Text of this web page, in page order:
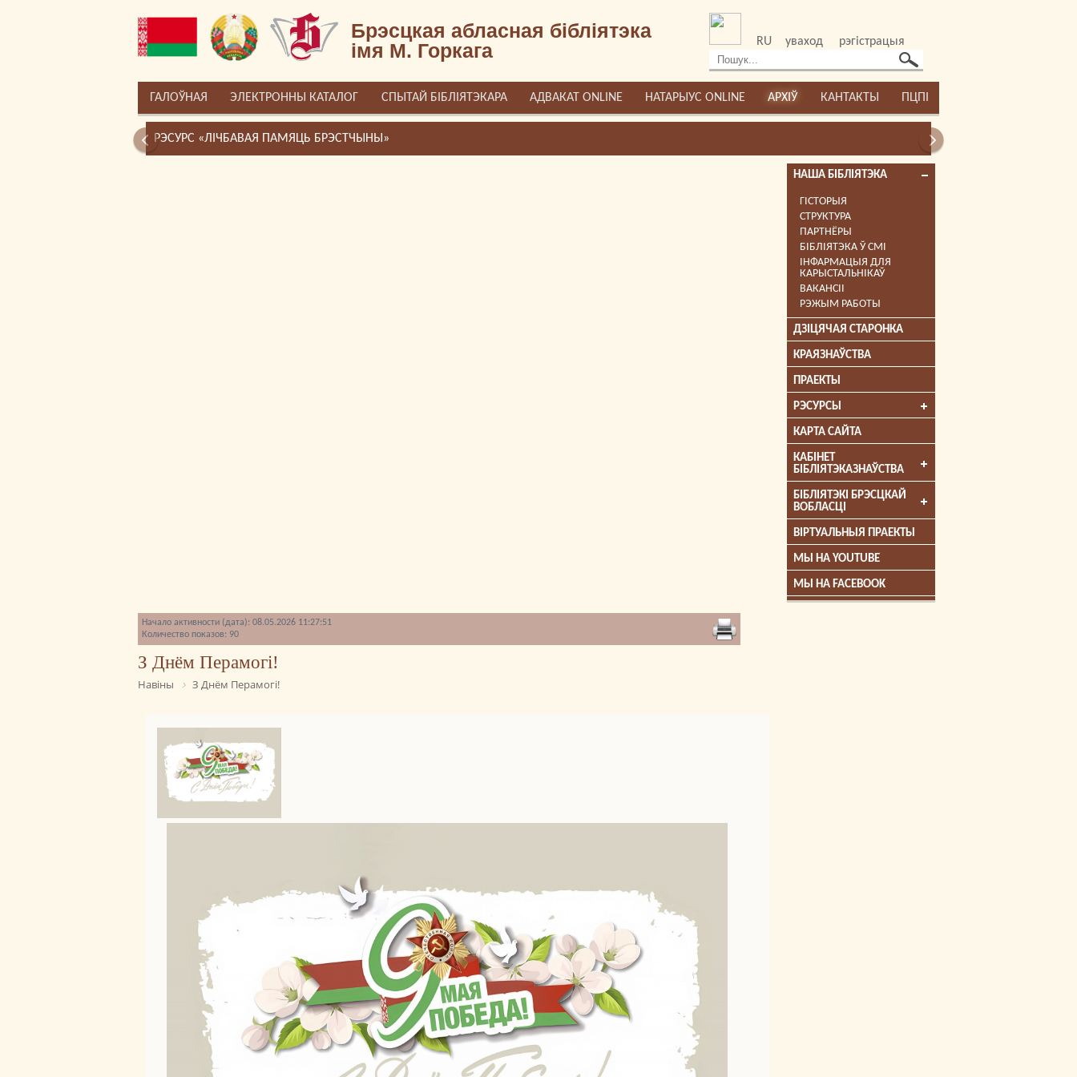
Брэсцкая абласная бібліятэка
імя М. Горкага
RU уваход рэгістрацыя
ГАЛОЎНАЯ ЭЛЕКТРОННЫ КАТАЛОГ СПЫТАЙ БІБЛІЯТЭКАРА АДВАКАТ ONLINE НАТАРЫУС ONLINE АРХІЎ КАНТАКТЫ ПЦПІ
РЭСУРС «ЛІЧБАВАЯ ПАМЯЦЬ БРЭСТЧЫНЫ»
НАША БІБЛІЯТЭКА
ГІСТОРЫЯ
СТРУКТУРА
ПАРТНЁРЫ
БІБЛІЯТЭКА Ў СМІ
ІНФАРМАЦЫЯ ДЛЯ
КАРЫСТАЛЬНІКАЎ
ВАКАНСІІ
РЭЖЫМ РАБОТЫ
ДЗІЦЯЧАЯ СТАРОНКА
КРАЯЗНАЎСТВА
ПРАЕКТЫ
РЭСУРСЫ
КАРТА САЙТА
КАБІНЕТ
БІБЛІЯТЭКАЗНАЎСТВА
БІБЛІЯТЭКІ БРЭСЦКАЙ
ВОБЛАСЦІ
ВІРТУАЛЬНЫЯ ПРАЕКТЫ
МЫ НА YOUTUBE
МЫ НА FACEBOOK
Начало активности (дата): 08.05.2026 11:27:51
Количество показов: 90
З Днём Перамогі!
Навіны З Днём Перамогі!